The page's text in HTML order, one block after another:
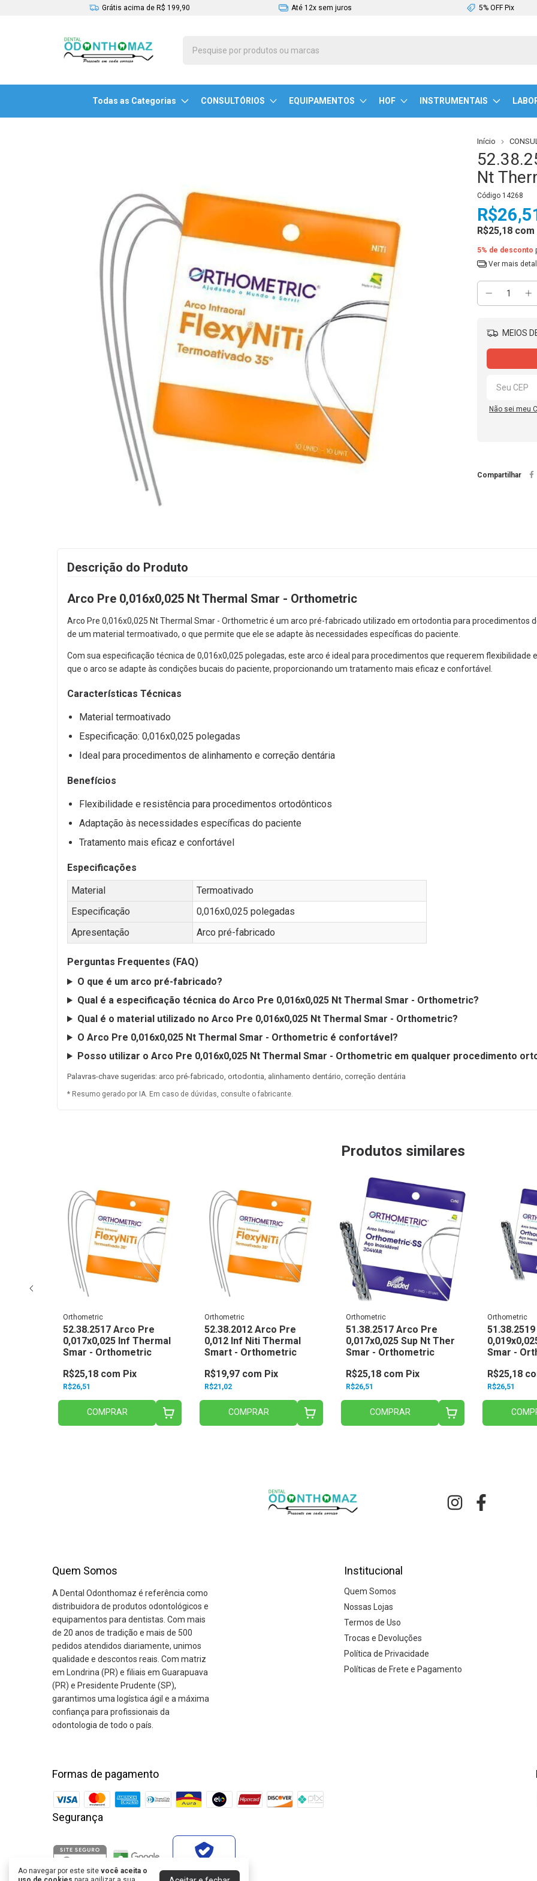
Grátis acima de R$ 199,90 Até 12x sem juros 5% OFF Pix
Todas as Categorias CONSULTÓRIOS EQUIPAMENTOS HOF INSTRUMENTAIS
Ao navegar por este site você aceita o
Início
Nt
Código 14268
R$25,18 com
5% de desconto
Ver mais
MEIOS
Não sei meu
Compartilhar
Descrição do Produto
Arco Pre 0,016x0,025 Nt Thermal Smar - Orthometric
Arco Pre 0,016x0,025 Nt Thermal Smar - Orthometric é um arco pré-fabricado utilizado em ortodontia para procedimentos
de um material termoativado, o que permite que ele se adapte às necessidades específicas do paciente.
Com sua especificação técnica de 0,016x0,025 polegadas, este arco é ideal para procedimentos que requerem
que o arco se adapte às condições bucais do paciente, proporcionando um tratamento mais eficaz e confortável.
Características Técnicas
Material termoativado
Especificação: 0,016x0,025 polegadas
Ideal para procedimentos de alinhamento e correção dentária
Benefícios
Flexibilidade e resistência para procedimentos ortodônticos
Adaptação às necessidades específicas do paciente
Tratamento mais eficaz e confortável
Especificações
Material
Termoativado
Especificação
0,016x0,025 polegadas
Apresentação
Arco pré-fabricado
Perguntas Frequentes (FAQ)
O que é um arco pré-fabricado?
Qual é a especificação técnica do Arco Pre 0,016x0,025 Nt Thermal Smar - Orthometric?
Qual é o material utilizado no Arco Pre 0,016x0,025 Nt Thermal Smar - Orthometric?
O Arco Pre 0,016x0,025 Nt Thermal Smar - Orthometric é confortável?
Posso utilizar o Arco Pre 0,016x0,025 Nt Thermal Smar - Orthometric em qualquer procedimento
Palavras-chave sugeridas: arco pré-fabricado, ortodontia, alinhamento dentário, correção dentária
* Resumo gerado por IA. Em caso de dúvidas, consulte o fabricante.
Produtos similares
Orthometric
52.38.2517 Arco Pre
0,017x0,025 Inf Thermal
Smar - Orthometric
R$26,51
R$25,18 com Pix
COMPRAR
Orthometric
52.38.2012 Arco Pre
0,012 Inf Niti Thermal
Smart - Orthometric
R$21,02
R$19,97 com Pix
COMPRAR
Orthometric
51.38.2517 Arco Pre
0,017x0,025 Sup Nt Ther
Smar - Orthometric
R$26,51
R$25,18 com Pix
COMPRAR
Orthometric
Smar -
R$26,51
R$25,18
Quem Somos
A Dental Odonthomaz é referência como
distribuidora de produtos odontológicos e
equipamentos para dentistas. Com mais
de 20 anos de tradição e mais de 500
pedidos atendidos diariamente, unimos
qualidade e descontos reais. Com matriz
em Londrina (PR) e filiais em Guarapuava
(PR) e Presidente Prudente (SP),
garantimos uma logística ágil e a máxima
confiança para profissionais da
odontologia de todo o país.
Institucional
Quem Somos
Nossas Lojas
Termos de Uso
Trocas e Devoluções
Política de Privacidade
Políticas de Frete e Pagamento
Formas de pagamento
Segurança